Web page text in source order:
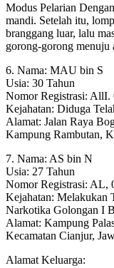
Modus Pelarian
mandi. Setelah itu,
branggang luar, lalu
gorong-gorong menuju
6. Nama: MAU bin S
Usia: 30 Tahun
Nomor Registrasi: AllI.
Kejahatan: Diduga
Alamat: Jalan Raya
Kampung Rambutan,
7. Nama: AS bin N
Usia: 27 Tahun
Nomor Registrasi: AL,
Kejahatan: Melakukan
Narkotika Golongan I
Alamat: Kampung
Kecamatan Cianjur,
Alamat Keluarga: